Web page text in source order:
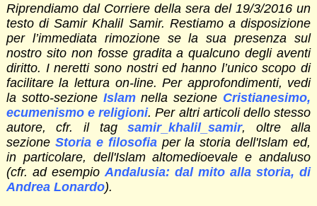
Riprendiamo dal Corriere della sera del 19/3/2016 un
testo di Samir Khalil Samir. Restiamo a disposizione
per l’immediata rimozione se la sua presenza sul
nostro sito non fosse gradita a qualcuno degli aventi
diritto. I neretti sono nostri ed hanno l’unico scopo di
facilitare la lettura on-line. Per approfondimenti, vedi
la sotto-sezione Islamnella sezione Cristianesimo,
ecumenismo e religioni. Per altri articoli dello stesso
autore, cfr. il tagsamir_khalil_samir, oltre alla
sezione Storia e filosofiaper la storia dell'Islam ed,
in particolare, dell'Islam altomedioevale e andaluso
(cfr. ad esempio Andalusia: dal mito alla storia, di
Andrea Lonardo).